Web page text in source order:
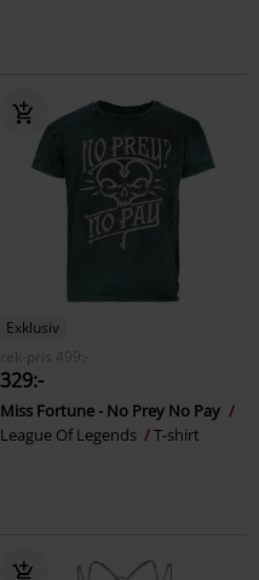
Exklusiv
rek-pris
499:-
329:-
Miss Fortune - No Prey No Pay
League Of Legends
T-shirt